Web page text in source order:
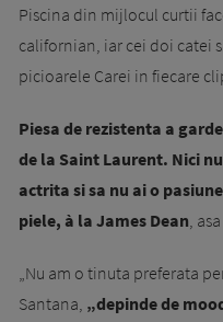
Piscina din mijlocul curtii
californian, iar cei doi catei
picioarele Carei in fiecare
Piesa de rezistenta a
de la Saint Laurent. Nici
actrita si sa nu ai o
piele, à la James Dean,
„Nu am o tinuta preferata
Santana, „depinde de